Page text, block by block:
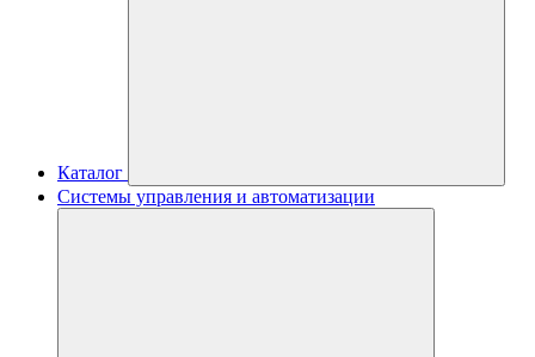
Каталог
Системы управления и автоматизации